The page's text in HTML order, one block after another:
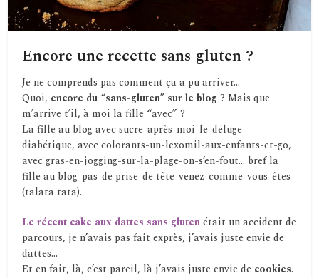
Encore une recette sans gluten ?
Je ne comprends pas comment ça a pu arriver…
Quoi, encore du “sans-gluten” sur le blog ? Mais que
m’arrive t’il, à moi la fille “avec” ?
La fille au blog avec sucre-après-moi-le-déluge-
diabétique, avec colorants-un-lexomil-aux-enfants-et-go,
avec gras-en-jogging-sur-la-plage-on-s’en-fout… bref la
fille au blog-pas-de prise-de tête-venez-comme-vous-êtes
(talata tata).
Le récent cake aux dattes sans glutenétait un accident de
parcours, je n’avais pas fait exprès, j’avais juste envie de
dattes…
Et en fait, là, c’est pareil, là j’avais juste envie de cookies.